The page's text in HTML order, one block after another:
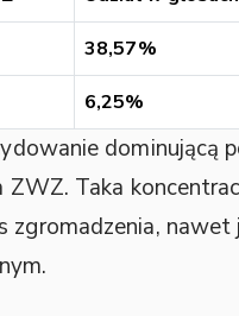
38,57%
6,25%
dominującą
Taka
zgromadzenia,